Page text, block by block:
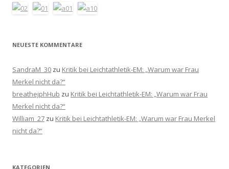
NEUESTE KOMMENTARE
SandraM_30 zu Kritik bei Leichtathletik-EM: „Warum war Frau
Merkel nicht da?“
breathejphHub zu Kritik bei Leichtathletik-EM: „Warum war Frau
Merkel nicht da?“
William_27 zu Kritik bei Leichtathletik-EM: „Warum war Frau Merkel
nicht da?“
KATEGORIEN